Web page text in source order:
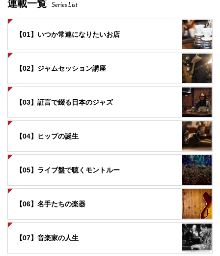
連載一覧 Series List
【01】いつか常連になりたいお店
【02】ジャムセッション講座
【03】証言で綴る日本のジャズ
【04】ヒップの誕生
【05】ライブ盤で聴くモントルー
【06】名手たちの楽器
【07】音楽家の人生